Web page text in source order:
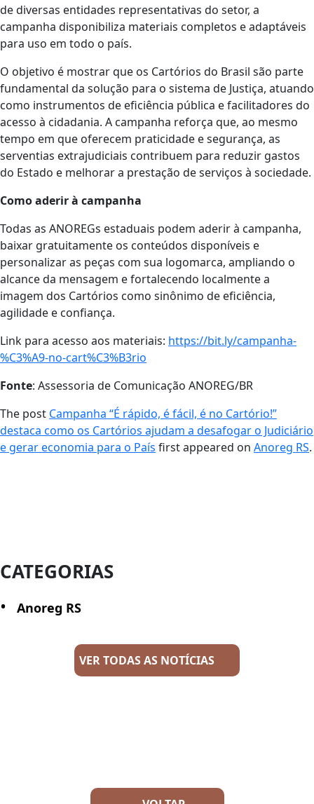
de diversas entidades representativas do setor, a
campanha disponibiliza materiais completos e adaptáveis
para uso em todo o país.
O objetivo é mostrar que os Cartórios do Brasil são parte
fundamental da solução para o sistema de Justiça, atuando
como instrumentos de eficiência pública e facilitadores do
acesso à cidadania. A campanha reforça que, ao mesmo
tempo em que oferecem praticidade e segurança, as
serventias extrajudiciais contribuem para reduzir gastos
do Estado e melhorar a prestação de serviços à sociedade.
Como aderir à campanha
Todas as ANOREGs estaduais podem aderir à campanha,
baixar gratuitamente os conteúdos disponíveis e
personalizar as peças com sua logomarca, ampliando o
alcance da mensagem e fortalecendo localmente a
imagem dos Cartórios como sinônimo de eficiência,
agilidade e confiança.
Link para acesso aos materiais: https://bit.ly/campanha-
%C3%A9-no-cart%C3%B3rio
Fonte: Assessoria de Comunicação ANOREG/BR
The post Campanha “É rápido, é fácil, é no Cartório!”
destaca como os Cartórios ajudam a desafogar o Judiciário
e gerar economia para o País first appeared on Anoreg RS.
VER TODAS AS NOTÍCIAS
CATEGORIAS
Anoreg RS